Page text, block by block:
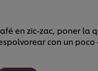
en zic-zac, poner la
con un